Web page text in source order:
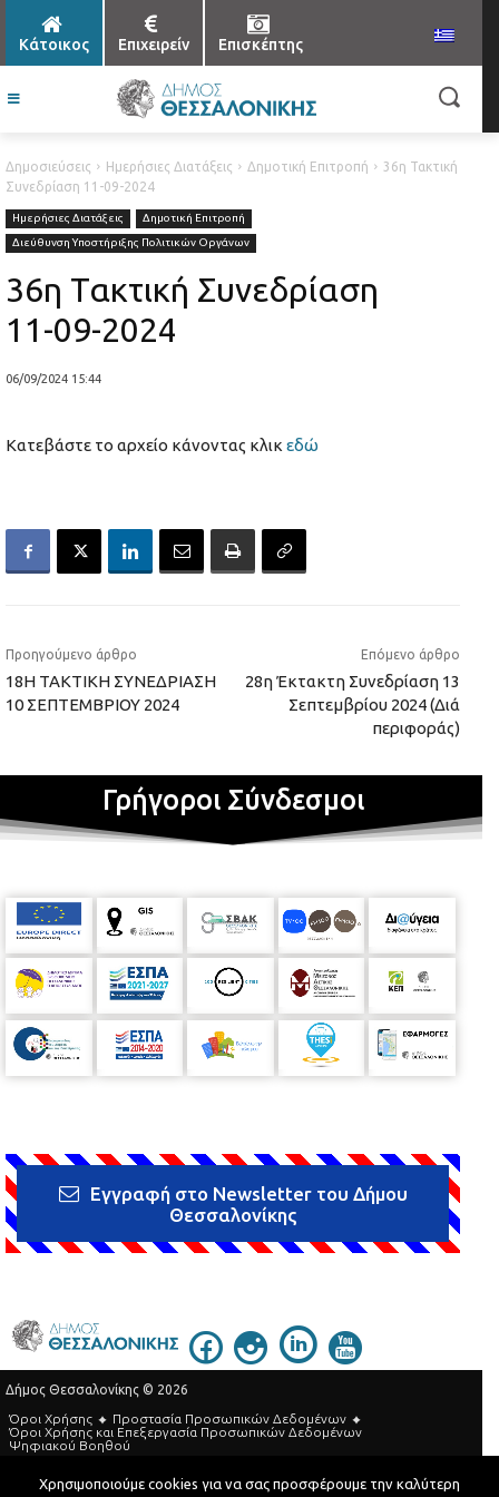
Κάτοικος Επιχειρείν Επισκέπτης
Δημοσιεύσεις Ημερήσιες Διατάξεις Δημοτική Επιτροπή
36η Τακτική
Συνεδρίαση 11-09-2024
Ημερήσιες Διατάξεις
Δημοτική Επιτροπή
Διεύθυνση Υποστήριξης Πολιτικών Οργάνων
36η Τακτική Συνεδρίαση
11-09-2024
06/09/2024 15:44
Κατεβάστε το αρχείο κάνοντας κλικ εδώ
Προηγούμενο άρθρο
18Η ΤΑΚΤΙΚΗ ΣΥΝΕΔΡΙΑΣΗ
10 ΣΕΠΤΕΜΒΡΙΟΥ 2024
Επόμενο άρθρο
28η Έκτακτη Συνεδρίαση 13
Σεπτεμβρίου 2024 (Διά
περιφοράς)
Γρήγοροι Σύνδεσμοι
Εγγραφή στο Newsletter του Δήμου
Θεσσαλονίκης
Δήμος Θεσσαλονίκης © 2026
Όροι Χρήσης
Προστασία Προσωπικών Δεδομένων
Όροι Xρήσης και Eπεξεργασία Προσωπικών Δεδομένων
Ψηφιακού Βοηθού
Τηλεφωνικός Κατάλογος
Χρησιμοποιούμε cookies για να σας προσφέρουμε την καλύτερη